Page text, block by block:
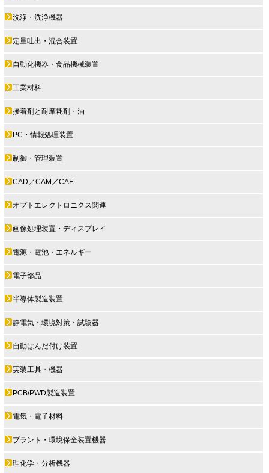
洗浄・洗浄機器
定量吐出・混合装置
自動化機器・食品機械装置
工業材料
接着剤と耐摩耗剤・油
PC・情報処理装置
制御・管理装置
CAD／CAM／CAE
オプトエレクトロニクス関連
画像処理装置・ディスプレイ
電源・電池・エネルギー
電子部品
半導体製造装置
静電気・環境対策・試験器
自動はんだ付け装置
実装工具・機器
PCB/PWD製造装置
電気・電子材料
プラント・環境保全装置機器
理化学・分析機器